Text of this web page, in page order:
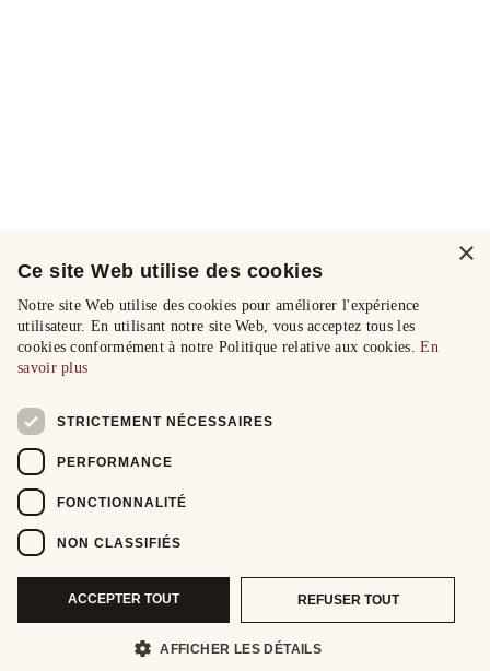
×
Ce site Web utilise des cookies
Notre site Web utilise des cookies pour améliorer l'expérience
utilisateur. En utilisant notre site Web, vous acceptez tous les
cookies conformément à notre Politique relative aux cookies.En
savoir plus
STRICTEMENT NÉCESSAIRES
PERFORMANCE
FONCTIONNALITÉ
NON CLASSIFIÉS
ACCEPTER TOUT REFUSER TOUT
AFFICHER LES DÉTAILS